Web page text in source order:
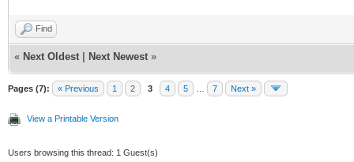
Find
« Next Oldest Next Newest »
Pages (7): « Previous 1 2 3 4 5 7 Next »
View a Printable Version
Users browsing this thread: 1 Guest(s)